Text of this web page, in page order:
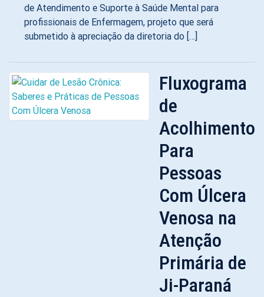
de Atendimento e Suporte à Saúde Mental para
profissionais de Enfermagem, projeto que será
submetido à apreciação da diretoria do […]
Fluxograma
de
Acolhimento
Para
Pessoas
Com Úlcera
Venosa na
Atenção
Primária de
Ji-Paraná